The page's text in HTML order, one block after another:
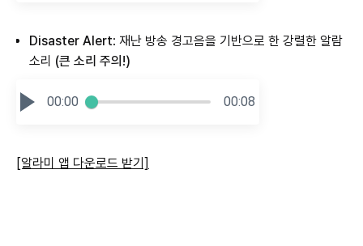
Disaster Alert: 재난 방송 경고음을 기반으로 한 강렬한 알람
소리 (큰 소리 주의!)
00:00 00:08
[알라미 앱 다운로드 받기]